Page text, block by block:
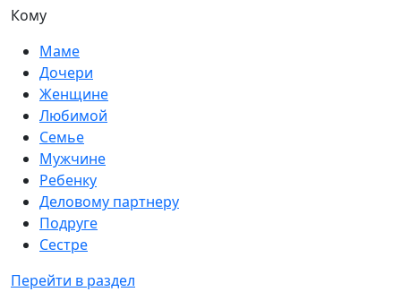
Кому
Маме
Дочери
Женщине
Любимой
Семье
Мужчине
Ребенку
Деловому партнеру
Подруге
Сестре
Перейти в раздел